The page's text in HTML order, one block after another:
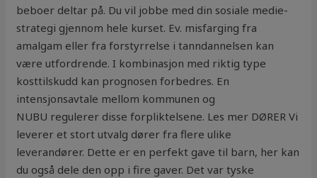
beboer deltar på. Du vil jobbe med din sosiale medie-
strategi gjennom hele kurset. Ev. misfarging fra
amalgam eller fra forstyrrelse i tanndannelsen kan
være utfordrende. I kombinasjon med riktig type
kosttilskudd kan prognosen forbedres. En
intensjonsavtale mellom kommunen og
NUBU regulerer disse forpliktelsene. Les mer DØRER Vi
leverer et stort utvalg dører fra flere ulike
leverandører. Dette er en perfekt gave til barn, her kan
du også dele den opp i fire gaver. Det var tyske